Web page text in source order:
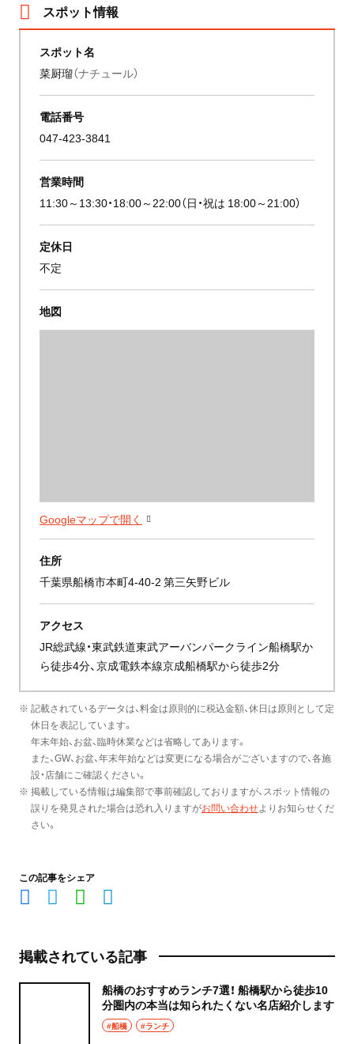
スポット情報
スポット名
菜厨瑠（ナチュール）
電話番号
047-423-3841
営業時間
11:30～13:30・18:00～22:00（日・祝は 18:00～21:00）
定休日
不定
地図
Googleマップで開く
住所
千葉県船橋市本町4-40-2 第三矢野ビル
アクセス
JR総武線・東武鉄道東武アーバンパークライン船橋駅か
ら徒歩4分、京成電鉄本線京成船橋駅から徒歩2分
※ 記載されているデータは、料金は原則的に税込金額、休日は原則として定
休日を表記しています。
年末年始、お盆、臨時休業などは省略してあります。
また、GW、お盆、年末年始などは変更になる場合がございますので、各施
設・店舗にご確認ください。
※ 掲載している情報は編集部で事前確認しておりますが、スポット情報の
誤りを発見された場合は恐れ入りますがお問い合わせよりお知らせくだ
さい。
この記事をシェア
掲載されている記事
船橋のおすすめランチ7選！ 船橋駅から徒歩10
分圏内の本当は知られたくない名店紹介します
#船橋 #ランチ